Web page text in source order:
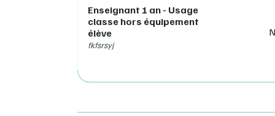
Enseignant 1 an - Usage
classe hors équipement
élève
fkfsrsyj